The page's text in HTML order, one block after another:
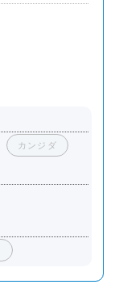
カンジダ